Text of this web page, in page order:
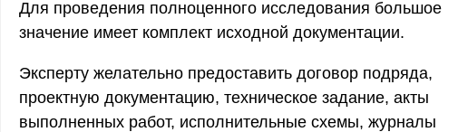
Для проведения полноценного исследования большое
значение имеет комплект исходной документации.
Эксперту желательно предоставить договор подряда,
проектную документацию, техническое задание, акты
выполненных работ, исполнительные схемы, журналы